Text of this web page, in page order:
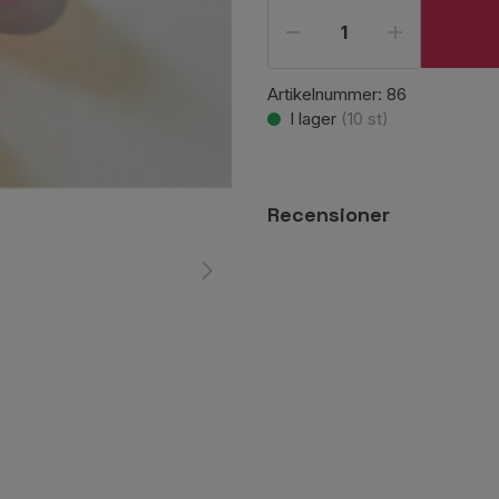
Artikelnummer: 86
I lager (10 st)
Recensioner